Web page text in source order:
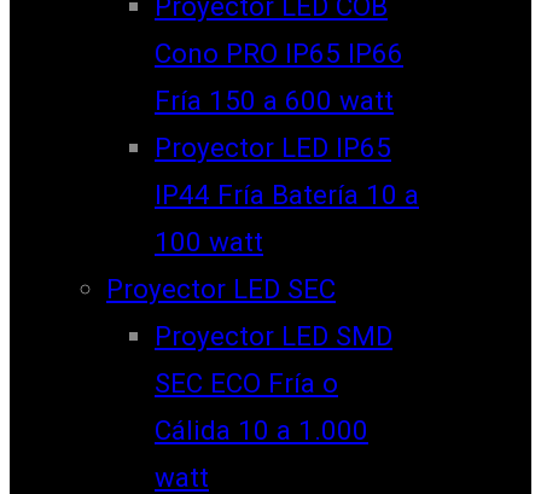
Cono PRO IP65 IP66
Fría 150 a 600 watt
Proyector LED IP65
IP44 Fría Batería 10 a
100 watt
Proyector LED SEC
Proyector LED SMD
SEC ECO Fría o
Cálida 10 a 1.000
watt